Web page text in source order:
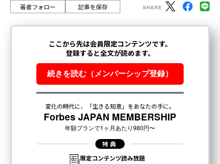
著者フォロー 記事を保存